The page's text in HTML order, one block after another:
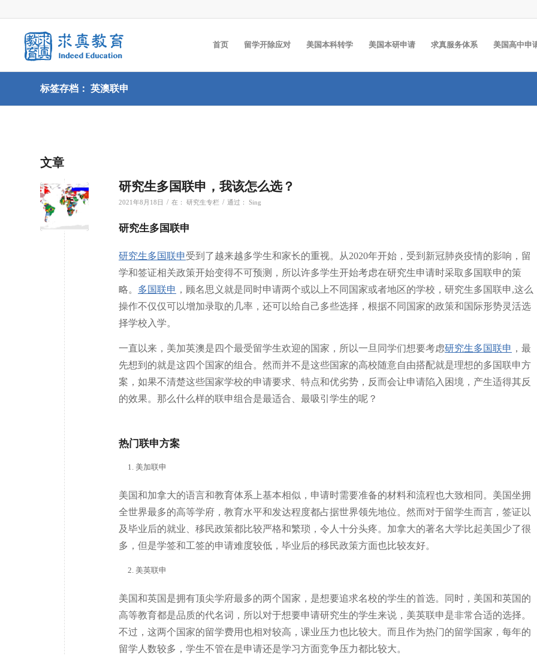
首页 留学开除应对 美国本科转学 美国本研申请 求真服务体系 美国高中申
标签存档： 英澳联申
文章
研究生多国联申，我该怎么选？
2021年8月18日 / 在： 研究生专栏 / 通过： Sing
研究生多国联申
研究生多国联申受到了越来越多学生和家长的重视。从2020年开始，受到新冠肺炎疫情的影响，留
学和签证相关政策开始变得不可预测，所以许多学生开始考虑在研究生申请时采取多国联申的策
略。 多国联申 ，顾名思义就是同时申请两个或以上不同国家或者地区的学校，研究生多国联申,这么
操作不仅仅可以增加录取的几率，还可以给自己多些选择，根据不同国家的政策和国际形势灵活选
择学校入学。
一直以来，美加英澳是四个最受留学生欢迎的国家，所以一旦同学们想要考虑研究生多国联申 ，最
先想到的就是这四个国家的组合。然而并不是这些国家的高校随意自由搭配就是理想的多国联申方
案，如果不清楚这些国家学校的申请要求、特点和优劣势，反而会让申请陷入困境，产生适得其反
的效果。那么什么样的联申组合是最适合、最吸引学生的呢？
热门联申方案
美加联申
美国和加拿大的语言和教育体系上基本相似，申请时需要准备的材料和流程也大致相同。美国坐拥
全世界最多的高等学府，教育水平和发达程度都占据世界领先地位。然而对于留学生而言，签证以
及毕业后的就业、移民政策都比较严格和繁琐，令人十分头疼。加拿大的著名大学比起美国少了很
多，但是学签和工签的申请难度较低，毕业后的移民政策方面也比较友好。
美英联申
美国和英国是拥有顶尖学府最多的两个国家，是想要追求名校的学生的首选。同时，美国和英国的
高等教育都是品质的代名词，所以对于想要申请研究生的学生来说，美英联申是非常合适的选择。
不过，这两个国家的留学费用也相对较高，课业压力也比较大。而且作为热门的留学国家，每年的
留学人数较多，学生不管在是申请还是学习方面竞争压力都比较大。